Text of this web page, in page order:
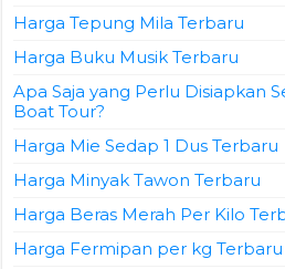
Harga Tepung Mila Terbaru
Harga Buku Musik Terbaru
Apa Saja yang Perlu Disiapkan
Boat Tour?
Harga Mie Sedap 1 Dus Terbaru
Harga Minyak Tawon Terbaru
Harga Beras Merah Per Kilo
Harga Fermipan per kg Terbaru